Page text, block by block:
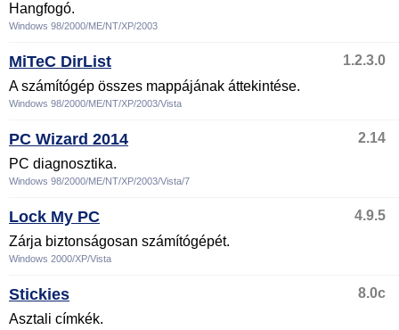
Hangfogó.
Windows 98/2000/ME/NT/XP/2003
MiTeC DirList
1.2.3.0
A számítógép összes mappájának áttekintése.
Windows 98/2000/ME/NT/XP/2003/Vista
PC Wizard 2014
2.14
PC diagnosztika.
Windows 98/2000/ME/NT/XP/2003/Vista/7
Lock My PC
4.9.5
Zárja biztonságosan számítógépét.
Windows 2000/XP/Vista
Stickies
8.0c
Asztali címkék.